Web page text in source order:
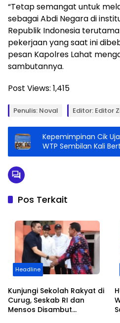
“Tetap semangat untuk
sebagai Abdi Negara di
Republik Indonesia
pekerjaan yang saat ini
pesan Kapolres Lahat
sambutannya.
Post Views: 1,415
Penulis: Noval Editor: Editor
Kepemimpinan Cik
WTP Sembilan Kali
Pos Terkait
Headline
Kunjungi Sekolah Rakyat di
Curug, Seskab RI dan
Mensos Disambut